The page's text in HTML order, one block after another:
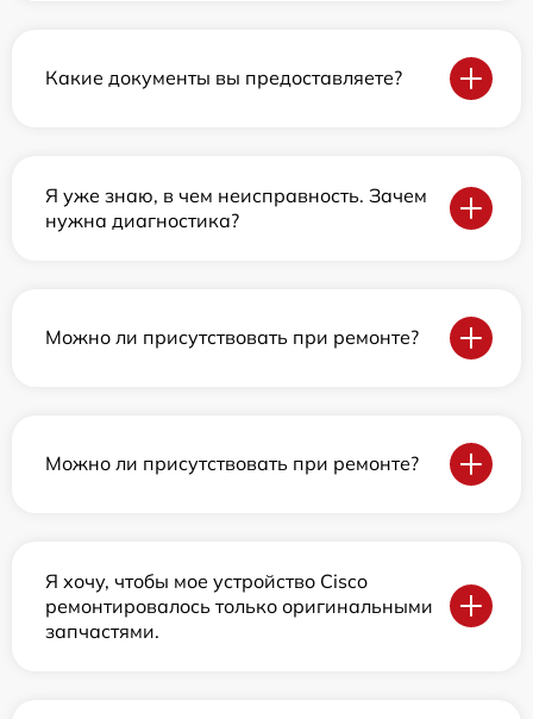
Какие документы вы предоставляете?
Я уже знаю, в чем неисправность. Зачем
нужна диагностика?
Можно ли присутствовать при ремонте?
Можно ли присутствовать при ремонте?
Я хочу, чтобы мое устройство Cisco
ремонтировалось только оригинальными
запчастями.